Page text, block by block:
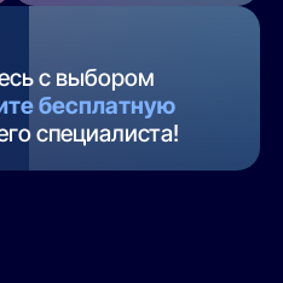
с выбором
бесплатную
специалиста!